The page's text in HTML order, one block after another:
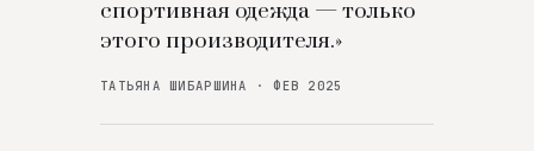
спортивная одежда — только
этого производителя.»
ТАТЬЯНА ШИБАРШИНА · ФЕВ 2025